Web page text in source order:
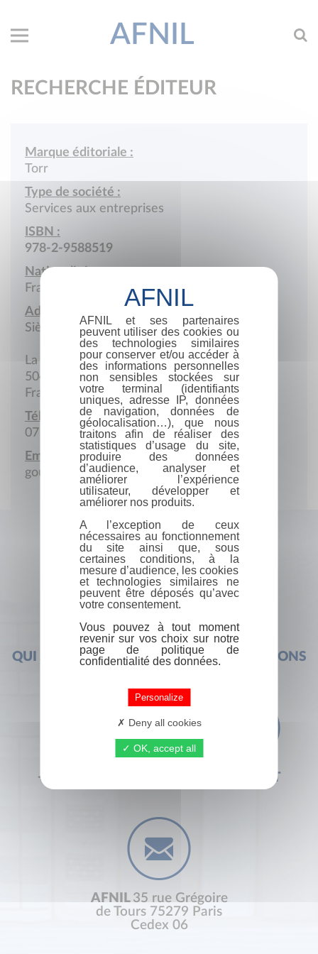
AFNIL
RECHERCHE ÉDITEUR
Marque éditoriale :
Torr
Type de société :
Services aux entreprises
ISBN :
978-2-9588519
Nationalité :
France
Adresse :
Siège social
La Tête à la Femme
50450 Gavray-sur-Sienne
France
Téléphone portable :
07 83 85 48 25
Email :
gouetmatthieu@gmail.com
QUI SOMMES-NOUS ? FOIRE AUX QUESTIONS
+33 (0) 1 44 41 29 19 CONTACT
AFNIL 35 rue Grégoire
de Tours 75279 Paris
Cedex 06
AFNIL et ses partenaires
peuvent utiliser des cookies ou
des technologies similaires
pour conserver et/ou accéder à
des informations personnelles
non sensibles stockées sur
votre terminal (identifiants
uniques, adresse IP, données
de navigation, données de
géolocalisation…), que nous
traitons afin de réaliser des
statistiques d’usage du site,
produire des données
d’audience, analyser et
améliorer l’expérience
utilisateur, développer et
améliorer nos produits.
A l’exception de ceux
nécessaires au fonctionnement
du site ainsi que, sous
certaines conditions, à la
mesure d’audience, les cookies
et technologies similaires ne
peuvent être déposés qu’avec
votre consentement.
Vous pouvez à tout moment
revenir sur vos choix sur notre
page de politique de
confidentialité des données.
Personalize
Deny all cookies
OK, accept all